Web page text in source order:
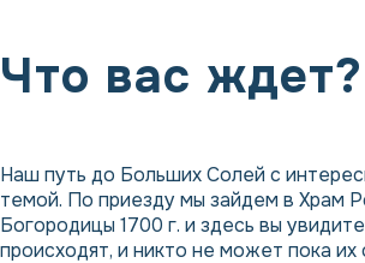
Что вас ждет?
Наш путь до Больших Солей с
темой. По приезду мы зайдем в Храм
Богородицы 1700 г. и здесь вы
происходят, и никто не может пока их